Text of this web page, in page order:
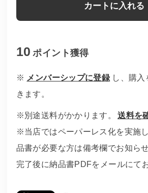
カートに入れる
10 ポイント獲得
※ メンバーシップに登録 し、購
きます。
※別途送料がかかります。
送料を
※当店ではペーパーレス化を実施
品書が必要な方は備考欄でお知ら
完了後に納品書PDFをメールにて